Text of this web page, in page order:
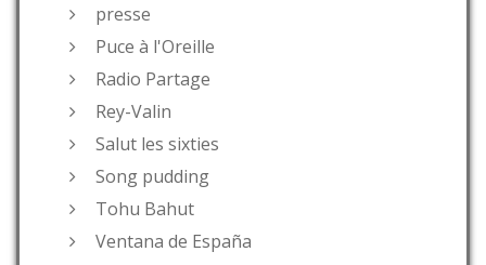
presse
Puce à l'Oreille
Radio Partage
Rey-Valin
Salut les sixties
Song pudding
Tohu Bahut
Ventana de España